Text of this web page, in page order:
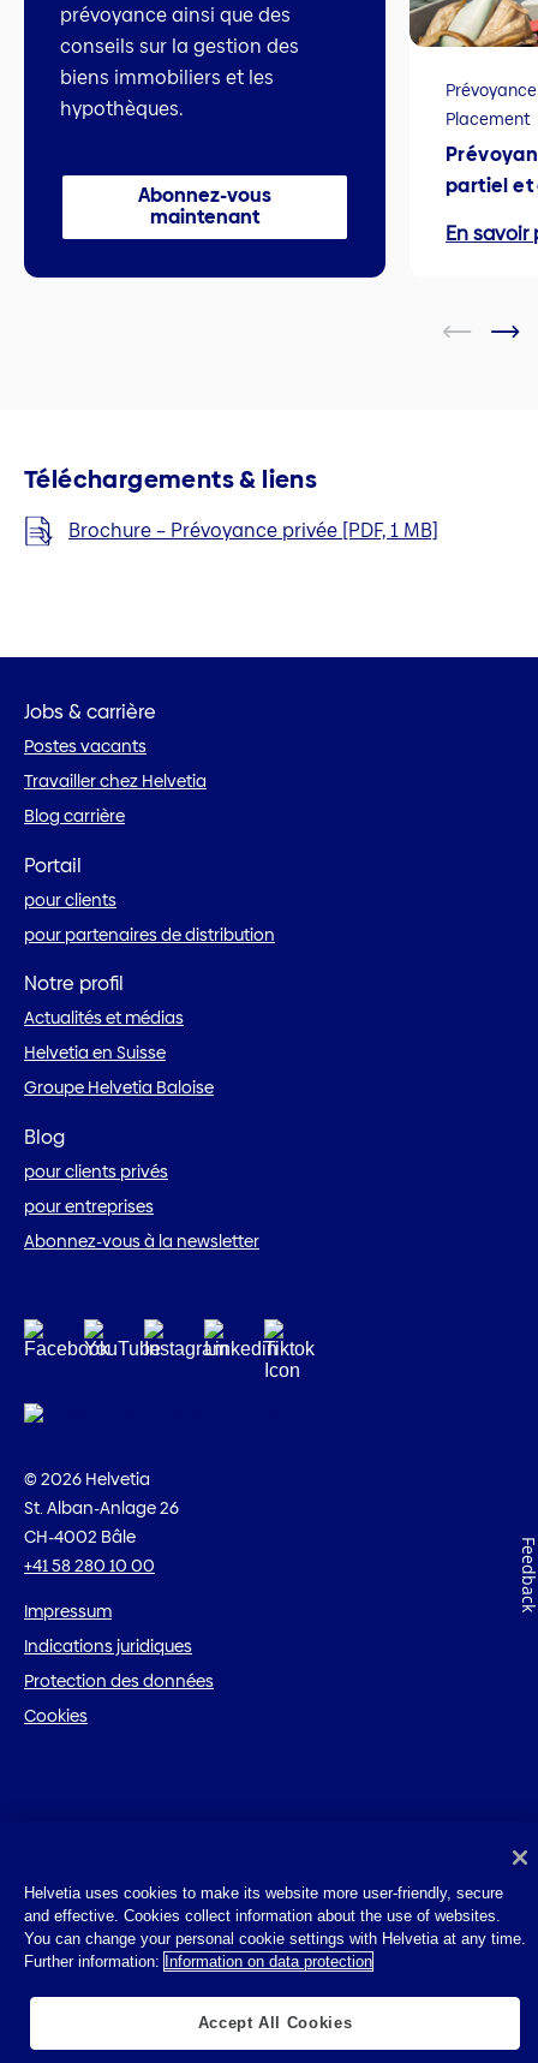
prévoyance ainsi que des
conseils sur la gestion des
biens immobiliers et les
hypothèques.
Abonnez-vous
maintenant
Placement
partiel et
En savoir
Téléchargements & liens
Brochure – Prévoyance privée [PDF, 1 MB]
Jobs & carrière
Postes vacants
Travailler chez Helvetia
Blog carrière
Portail
pour clients
pour partenaires de distribution
Notre profil
Actualités et médias
Helvetia en Suisse
Groupe Helvetia Baloise
Blog
pour clients privés
pour entreprises
Abonnez-vous à la newsletter
© 2026 Helvetia
St. Alban-Anlage 26
CH-4002 Bâle
+41 58 280 10 00
Impressum
Indications juridiques
Protection des données
Cookies
Helvetia uses cookies to make its website more user-friendly, secure
and effective. Cookies collect information about the use of websites.
You can change your personal cookie settings with Helvetia at any time.
Further information: Information on data protection
Accept All Cookies